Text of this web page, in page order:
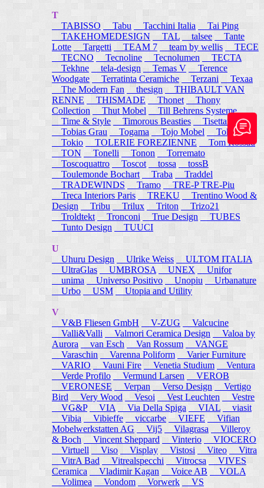
T
TABISSO
Tabu Tacchini Italia
Tai Ping
TAKEHOMEDESIGN
TAL talsee
Tante
Lotte
Targetti TEAM 7 team by wellis
TECE
TECNO
Tecnoline Tecnolumen
TECTA
Tekhne
tela-design Temas V
Terence
Woodgate
Terratinta Ceramiche Terzani
Texaa
The Modern Fan
thesign
THIBAULT VAN
RENNE
THISMADE Thonet
Thony
Collection
Thut Mobel
Till Behrens Systeme
Time & Style
Timorous Beasties
Tisettanta
Tobias Grau
Togama Tojo Mobel
Token
Tokio
TOLERIE FOREZIENNE
Tom Rossau
TON
Tonelli Tonon
Torremato
Toscoquattro
Toscot tossa
tossB
Toulemonde Bochart
Traba
Traddel
TRADEWINDS
Tramo
TRE-P TRE-Piu
Treca Interiors Paris
TREKU
Trentino Wood &
Design
Tribu Trilux Triton
Trizo21
Troldtekt Tronconi True Design
TUBES
Tunto Design
TUUCI
U
Uhuru Design
Ulrike Weiss
ULTOM ITALIA
UltraGlas
UMBROSA UNEX
Unifor
unima
Universo Positivo Unopiu
Urbanature
Urbo
USM Utopia and Utility
V
V&B Fliesen GmbH
V-ZUG
Valcucine
Valli&Valli
Valmori Ceramica Design
Valoa by
Aurora
van Esch Van Rossum
VANGE
Varaschin
Varenna Poliform
Varier Furniture
VARIO
Vauni Fire Venetia Studium
Ventura
Verde Profilo
Vermund Larsen
VEROB
VERONESE
Verpan Verso Design
Vertigo
Bird
Very Wood Vesoi Vest Leuchten
Vestre
VG&P
VIA Via Della Spiga VIAL
viasit
Vibia
Vibieffe viccarbe VIEFE
Vifian
Mobelwerkstatten AG
Vij5 Vilagrasa
Villeroy
& Boch
Vincent Sheppard Vinterio
VIOCERO
Virtuell
Viso Visplay Vistosi Viteo
Vitra
VitrA Bad
Vitrealspecchi Vitrocsa
VIVES
Ceramica
Vladimir Kagan Voice AB
VOLA
Volimea
Vondom Vorwerk VS